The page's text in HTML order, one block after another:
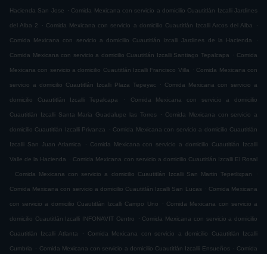
Hacienda San Jose . Comida Mexicana con servicio a domicilio Cuautitlán Izcalli Jardines
del Alba 2 . Comida Mexicana con servicio a domicilio Cuautitlán Izcalli Arcos del Alba .
Comida Mexicana con servicio a domicilio Cuautitlán Izcalli Jardines de la Hacienda .
Comida Mexicana con servicio a domicilio Cuautitlán Izcalli Santiago Tepalcapa . Comida
Mexicana con servicio a domicilio Cuautitlán Izcalli Francisco Villa . Comida Mexicana con
servicio a domicilio Cuautitlán Izcalli Plaza Tepeyac . Comida Mexicana con servicio a
domicilio Cuautitlán Izcalli Tepalcapa . Comida Mexicana con servicio a domicilio
Cuautitlán Izcalli Santa Maria Guadalupe las Torres . Comida Mexicana con servicio a
domicilio Cuautitlán Izcalli Privanza . Comida Mexicana con servicio a domicilio Cuautitlán
Izcalli San Juan Atlamica . Comida Mexicana con servicio a domicilio Cuautitlán Izcalli
Valle de la Hacienda . Comida Mexicana con servicio a domicilio Cuautitlán Izcalli El Rosal
.
Comida Mexicana con servicio a domicilio Cuautitlán Izcalli San Martin Tepetlixpan .
Comida Mexicana con servicio a domicilio Cuautitlán Izcalli San Lucas . Comida Mexicana
con servicio a domicilio Cuautitlán Izcalli Campo Uno . Comida Mexicana con servicio a
domicilio Cuautitlán Izcalli INFONAVIT Centro . Comida Mexicana con servicio a domicilio
Cuautitlán Izcalli Atlanta . Comida Mexicana con servicio a domicilio Cuautitlán Izcalli
Cumbria . Comida Mexicana con servicio a domicilio Cuautitlán Izcalli Ensueños . Comida